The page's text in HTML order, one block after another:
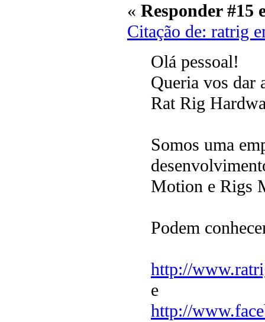
« Responder #15
Citação de: ratrig
Olá pessoal!
Queria vos dar
Rat Rig
Somos uma
Motion e Rigs
Podem
http://
e
http://